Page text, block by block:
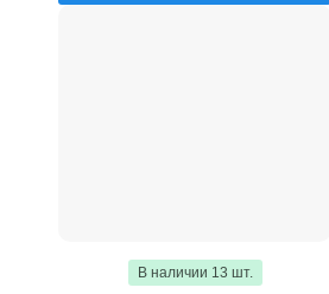
В наличии 13 шт.